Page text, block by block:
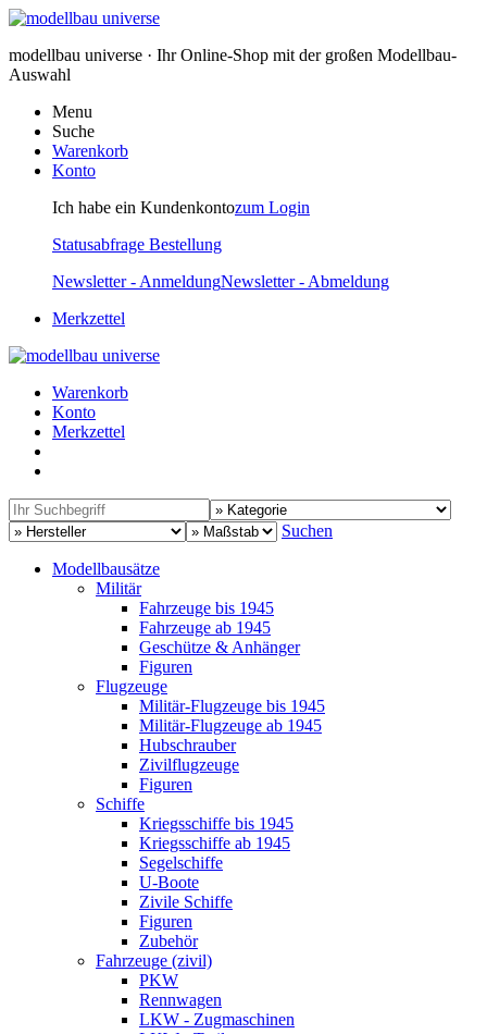
modellbau universe · Ihr Online-Shop mit der großen Modellbau-
Auswahl
Menu
Suche
Warenkorb
Konto
Ich habe ein Kundenkontozum Login
Statusabfrage Bestellung
Newsletter - AnmeldungNewsletter - Abmeldung
Merkzettel
Warenkorb
Konto
Merkzettel
Suchen
Modellbausätze
Militär
Fahrzeuge bis 1945
Fahrzeuge ab 1945
Geschütze & Anhänger
Figuren
Flugzeuge
Militär-Flugzeuge bis 1945
Militär-Flugzeuge ab 1945
Hubschrauber
Zivilflugzeuge
Figuren
Schiffe
Kriegsschiffe bis 1945
Kriegsschiffe ab 1945
Segelschiffe
U-Boote
Zivile Schiffe
Figuren
Zubehör
Fahrzeuge (zivil)
PKW
Rennwagen
LKW - Zugmaschinen